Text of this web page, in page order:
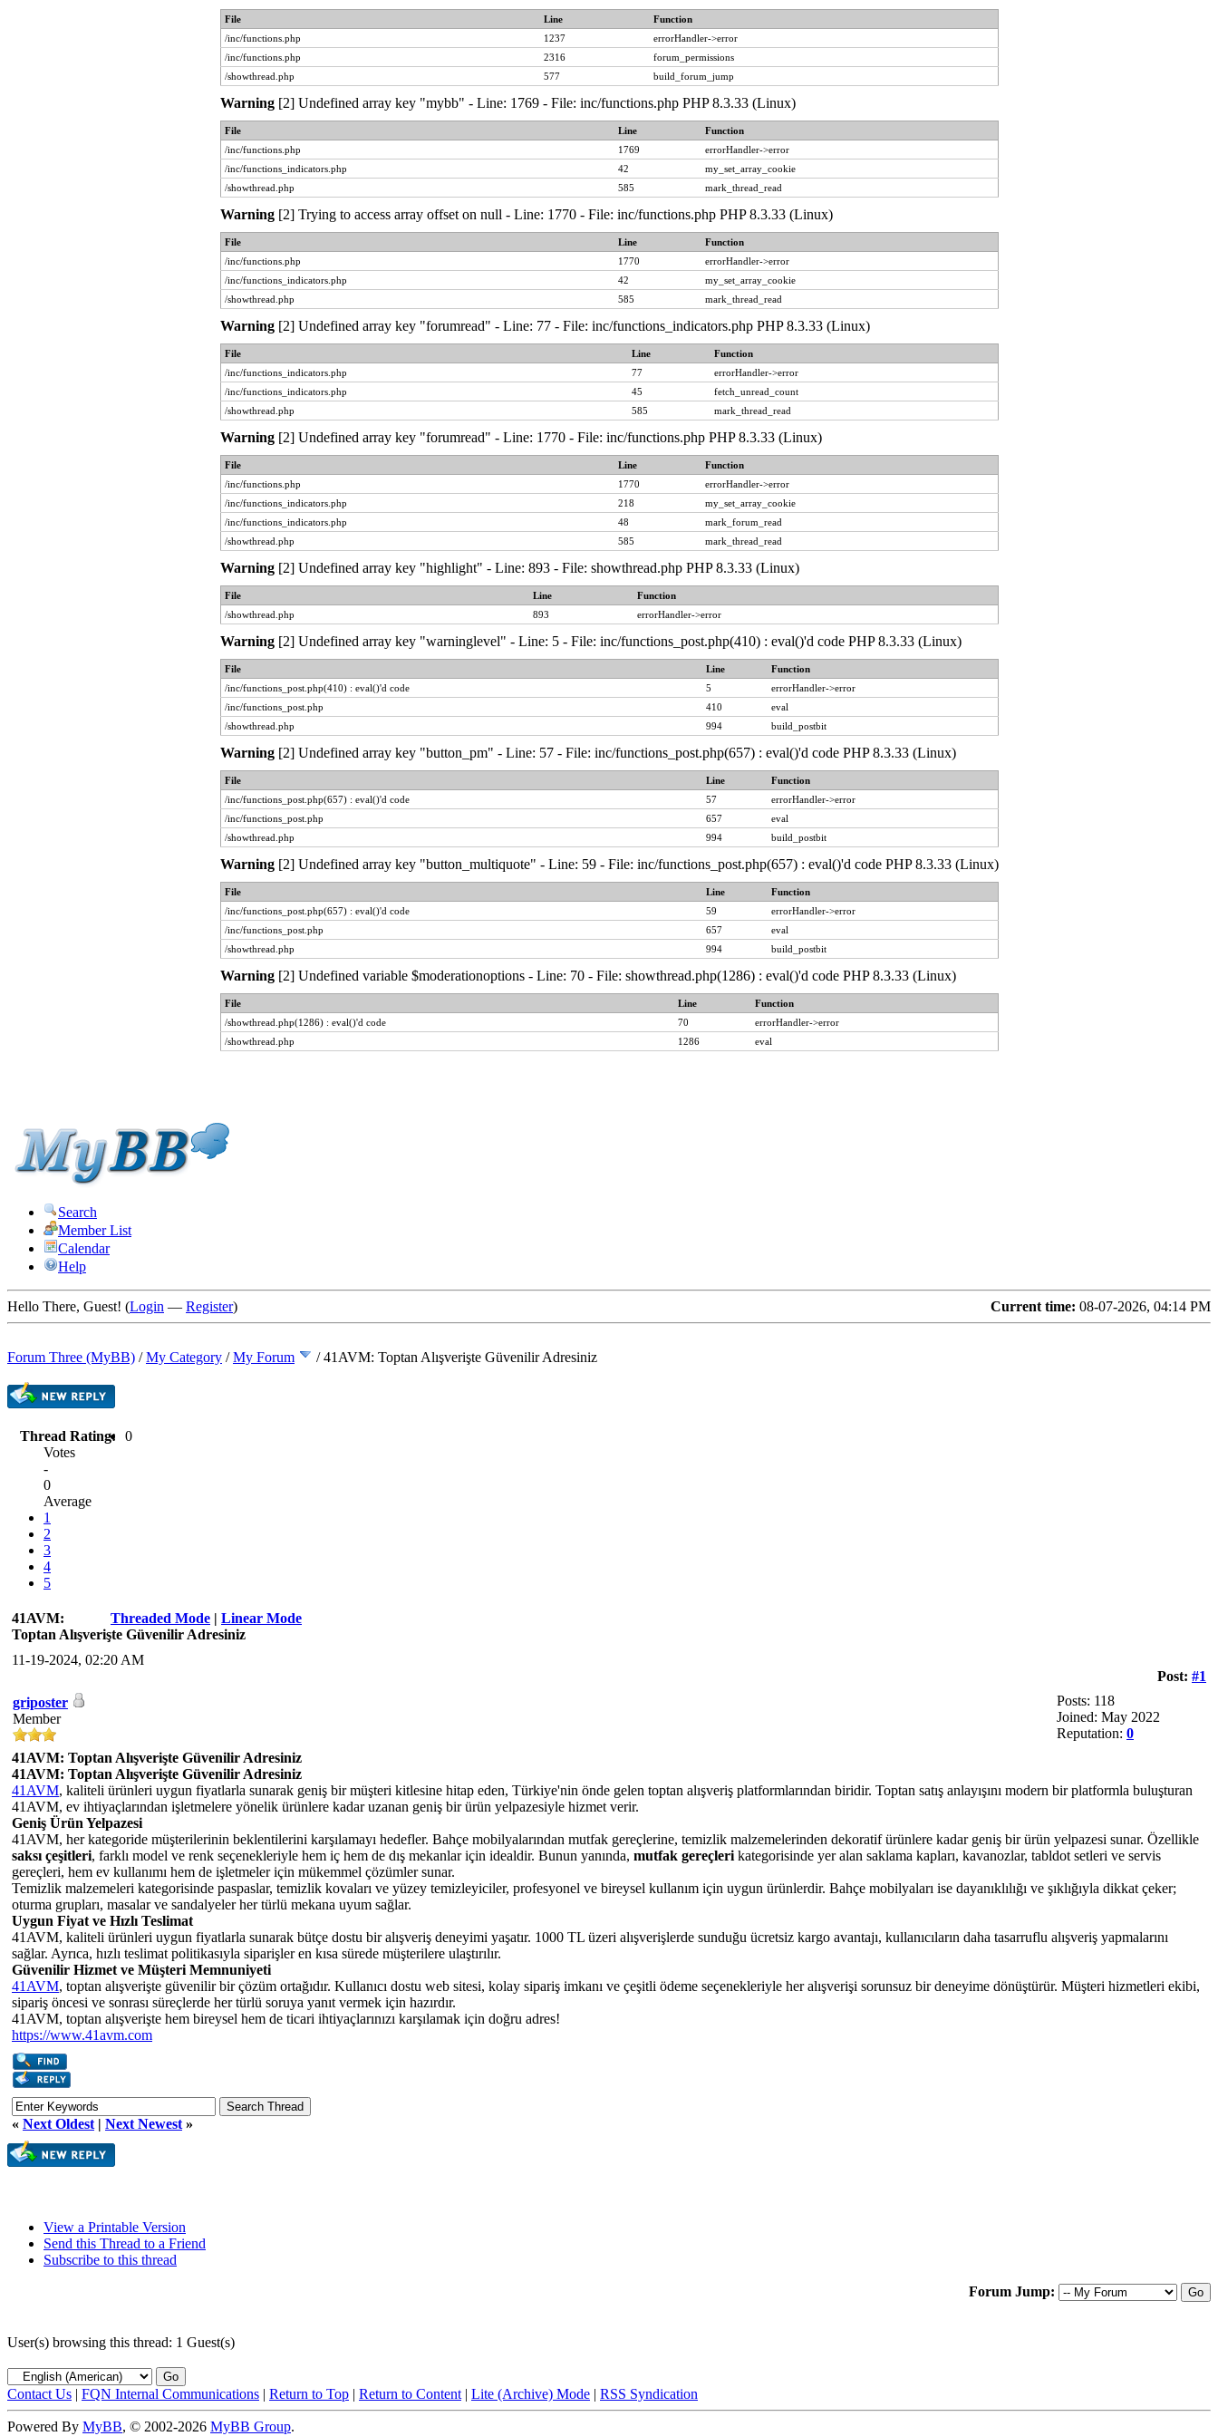
File Line
Function
/inc/functions.php
1237
errorHandler->error
/inc/functions.php
2316
forum_permissions
/showthread.php
577 build_forum_jump
Warning[2] Undefined array key "mybb" - Line: 1769 - File: inc/functions.php PHP 8.3.33 (Linux)
File Line
Function
/inc/functions.php
1769
errorHandler->error
/inc/functions_indicators.php
42
my_set_array_cookie
/showthread.php
585 mark_thread_read
Warning[2] Trying to access array offset on null - Line: 1770 - File: inc/functions.php PHP 8.3.33 (Linux)
File Line
Function
/inc/functions.php
1770
errorHandler->error
/inc/functions_indicators.php
42
my_set_array_cookie
/showthread.php
585 mark_thread_read
Warning[2] Undefined array key "forumread" - Line: 77 - File: inc/functions_indicators.php PHP 8.3.33 (Linux)
File Line
Function
/inc/functions_indicators.php
77
errorHandler->error
/inc/functions_indicators.php
45
fetch_unread_count
/showthread.php
585 mark_thread_read
Warning[2] Undefined array key "forumread" - Line: 1770 - File: inc/functions.php PHP 8.3.33 (Linux)
File Line
Function
/inc/functions.php
1770
errorHandler->error
/inc/functions_indicators.php
218
my_set_array_cookie
/inc/functions_indicators.php
48
mark_forum_read
/showthread.php
585 mark_thread_read
Warning[2] Undefined array key "highlight" - Line: 893 - File: showthread.php PHP 8.3.33 (Linux)
File Line
Function
/showthread.php
893 errorHandler->error
Warning[2] Undefined array key "warninglevel" - Line: 5 - File: inc/functions_post.php(410) : eval()'d code PHP 8.3.33 (Linux)
File Line
Function
/inc/functions_post.php(410) : eval()'d code
5
errorHandler->error
/inc/functions_post.php
410
eval
/showthread.php
994 build_postbit
Warning[2] Undefined array key "button_pm" - Line: 57 - File: inc/functions_post.php(657) : eval()'d code PHP 8.3.33 (Linux)
File Line
Function
/inc/functions_post.php(657) : eval()'d code
57
errorHandler->error
/inc/functions_post.php
657
eval
/showthread.php
994 build_postbit
Warning[2] Undefined array key "button_multiquote" - Line: 59 - File: inc/functions_post.php(657) : eval()'d code PHP 8.3.33 (Linux)
File Line
Function
/inc/functions_post.php(657) : eval()'d code
59
errorHandler->error
/inc/functions_post.php
657
eval
/showthread.php
994 build_postbit
Warning[2] Undefined variable $moderationoptions - Line: 70 - File: showthread.php(1286) : eval()'d code PHP 8.3.33 (Linux)
File Line
Function
/showthread.php(1286) : eval()'d code
70
errorHandler->error
/showthread.php
1286 eval
Search
Member List
Calendar
Help
Current time: 08-07-2026, 04:14 PM
Hello There, Guest! (Login — Register)
Forum Three (MyBB) /My Category /My Forum /41AVM: Toptan Alışverişte Güvenilir Adresiniz
Thread Rating:
0
Votes
-
0
Average
1
2
3
4
5
Threaded Mode | Linear Mode
41AVM:
Toptan Alışverişte Güvenilir Adresiniz
11-19-2024, 02:20 AM
Post: #1
griposter
Member
Posts: 118
Joined: May 2022
Reputation: 0
41AVM: Toptan Alışverişte Güvenilir Adresiniz
41AVM: Toptan Alışverişte Güvenilir Adresiniz
41AVM, kaliteli ürünleri uygun fiyatlarla sunarak geniş bir müşteri kitlesine hitap eden, Türkiye'nin önde gelen toptan alışveriş platformlarından biridir. Toptan satış anlayışını modern bir platformla buluşturan
41AVM, ev ihtiyaçlarından işletmelere yönelik ürünlere kadar uzanan geniş bir ürün yelpazesiyle hizmet verir.
Geniş Ürün Yelpazesi
41AVM, her kategoride müşterilerinin beklentilerini karşılamayı hedefler. Bahçe mobilyalarından mutfak gereçlerine, temizlik malzemelerinden dekoratif ürünlere kadar geniş bir ürün yelpazesi sunar. Özellikle
saksı çeşitleri, farklı model ve renk seçenekleriyle hem iç hem de dış mekanlar için idealdir. Bunun yanında, mutfak gereçleri kategorisinde yer alan saklama kapları, kavanozlar, tabldot setleri ve servis
gereçleri, hem ev kullanımı hem de işletmeler için mükemmel çözümler sunar.
Temizlik malzemeleri kategorisinde paspaslar, temizlik kovaları ve yüzey temizleyiciler, profesyonel ve bireysel kullanım için uygun ürünlerdir. Bahçe mobilyaları ise dayanıklılığı ve şıklığıyla dikkat çeker;
oturma grupları, masalar ve sandalyeler her türlü mekana uyum sağlar.
Uygun Fiyat ve Hızlı Teslimat
41AVM, kaliteli ürünleri uygun fiyatlarla sunarak bütçe dostu bir alışveriş deneyimi yaşatır. 1000 TL üzeri alışverişlerde sunduğu ücretsiz kargo avantajı, kullanıcıların daha tasarruflu alışveriş yapmalarını
sağlar. Ayrıca, hızlı teslimat politikasıyla siparişler en kısa sürede müşterilere ulaştırılır.
Güvenilir Hizmet ve Müşteri Memnuniyeti
41AVM, toptan alışverişte güvenilir bir çözüm ortağıdır. Kullanıcı dostu web sitesi, kolay sipariş imkanı ve çeşitli ödeme seçenekleriyle her alışverişi sorunsuz bir deneyime dönüştürür. Müşteri hizmetleri ekibi,
sipariş öncesi ve sonrası süreçlerde her türlü soruya yanıt vermek için hazırdır.
41AVM, toptan alışverişte hem bireysel hem de ticari ihtiyaçlarınızı karşılamak için doğru adres!
https://www.41avm.com
« Next Oldest | Next Newest »
View a Printable Version
Send this Thread to a Friend
Subscribe to this thread
Forum Jump:
User(s) browsing this thread: 1 Guest(s)
Contact Us | FQN Internal Communications | Return to Top | Return to Content | Lite (Archive) Mode | RSS Syndication
Powered By MyBB, © 2002-2026 MyBB Group.